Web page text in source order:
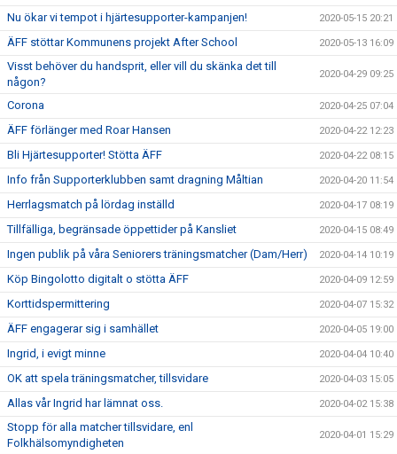
Nu ökar vi tempot i hjärtesupporter-kampanjen! 2020-05-15 20:21
ÄFF stöttar Kommunens projekt After School 2020-05-13 16:09
Visst behöver du handsprit, eller vill du skänka det till
någon?
2020-04-29 09:25
Corona 2020-04-25 07:04
ÄFF förlänger med Roar Hansen 2020-04-22 12:23
Bli Hjärtesupporter! Stötta ÄFF 2020-04-22 08:15
Info från Supporterklubben samt dragning Måltian 2020-04-20 11:54
Herrlagsmatch på lördag inställd 2020-04-17 08:19
Tillfälliga, begränsade öppettider på Kansliet 2020-04-15 08:49
Ingen publik på våra Seniorers träningsmatcher (Dam/Herr) 2020-04-14 10:19
Köp Bingolotto digitalt o stötta ÄFF 2020-04-09 12:59
Korttidspermittering 2020-04-07 15:32
ÄFF engagerar sig i samhället 2020-04-05 19:00
Ingrid, i evigt minne 2020-04-04 10:40
OK att spela träningsmatcher, tillsvidare 2020-04-03 15:05
Allas vår Ingrid har lämnat oss. 2020-04-02 15:38
Stopp för alla matcher tillsvidare, enl
Folkhälsomyndigheten
2020-04-01 15:29